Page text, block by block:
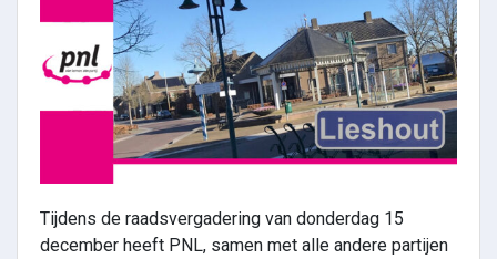
Tijdens de raadsvergadering van donderdag 15
december heeft PNL, samen met alle andere partijen